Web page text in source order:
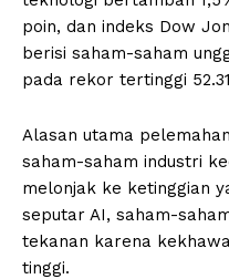
poin, dan indeks Dow
berisi saham-saham
pada rekor tertinggi
Alasan utama
saham-saham industri
melonjak ke ketinggian
seputar AI, saham-
tekanan karena
tinggi.